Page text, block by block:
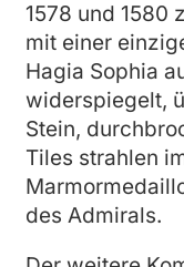
1578 und 1580
mit einer
Hagia Sophia
widerspiegelt,
Stein,
Tiles strahlen
des Admirals.